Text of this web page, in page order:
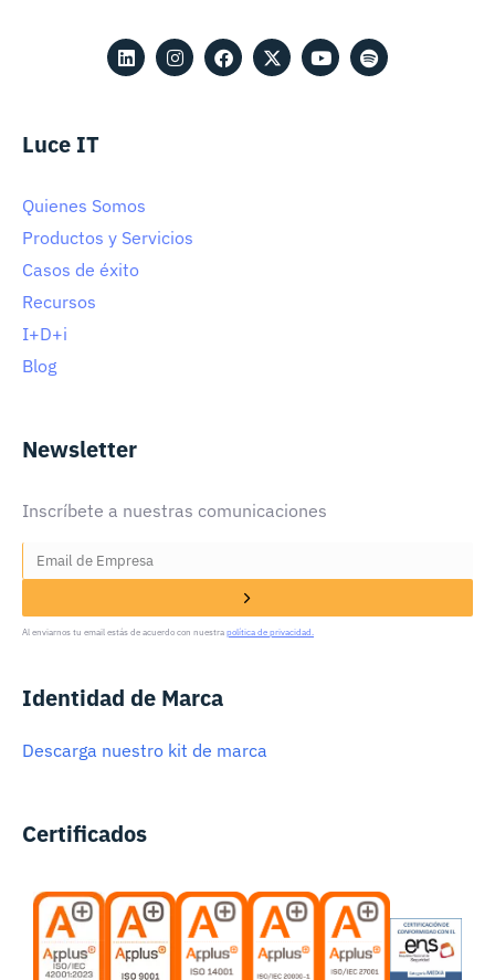
Luce IT
Quienes Somos
Productos y Servicios
Casos de éxito
Recursos
I+D+i
Blog
Newsletter
Inscríbete a nuestras comunicaciones
Al enviarnos tu email estás de acuerdo con nuestra política de privacidad.
Identidad de Marca
Descarga nuestro kit de marca
Certificados